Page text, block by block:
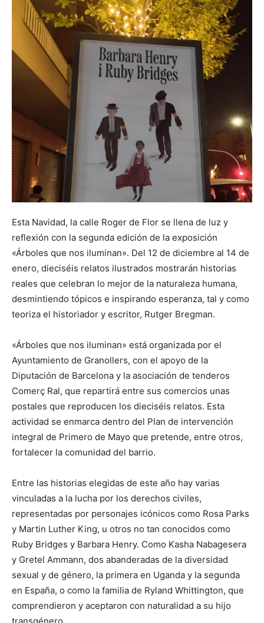
Esta Navidad, la calle Roger de Flor se llena de luz y
reflexión con la segunda edición de la exposición
«Árboles que nos iluminan». Del 12 de diciembre al 14 de
enero, dieciséis relatos ilustrados mostrarán historias
reales que celebran lo mejor de la naturaleza humana,
desmintiendo tópicos e inspirando esperanza, tal y como
teoriza el historiador y escritor, Rutger Bregman.
«Árboles que nos iluminan» está organizada por el
Ayuntamiento de Granollers, con el apoyo de la
Diputación de Barcelona y la asociación de tenderos
Comerç Ral, que repartirá entre sus comercios unas
postales que reproducen los dieciséis relatos. Esta
actividad se enmarca dentro del Plan de intervención
integral de Primero de Mayo que pretende, entre otros,
fortalecer la comunidad del barrio.
Entre las historias elegidas de este año hay varias
vinculadas a la lucha por los derechos civiles,
representadas por personajes icónicos como Rosa Parks
y Martin Luther King, u otros no tan conocidos como
Ruby Bridges y Barbara Henry. Como Kasha Nabagesera
y Gretel Ammann, dos abanderadas de la diversidad
sexual y de género, la primera en Uganda y la segunda
en España, o como la familia de Ryland Whittington, que
comprendieron y aceptaron con naturalidad a su hijo